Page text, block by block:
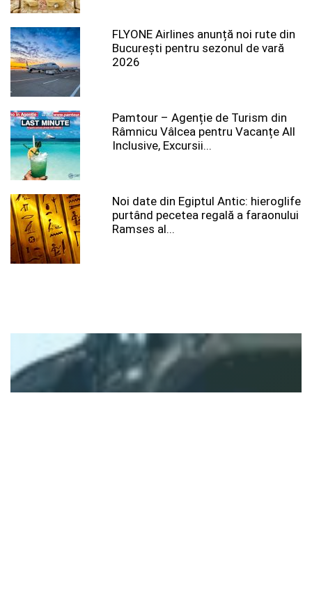
FLYONE Airlines anunță noi rute din
București pentru sezonul de vară
2026
Pamtour – Agenție de Turism din
Râmnicu Vâlcea pentru Vacanțe All
Inclusive, Excursii...
Noi date din Egiptul Antic: hieroglife
purtând pecetea regală a faraonului
Ramses al...